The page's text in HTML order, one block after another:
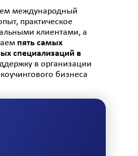
международный
практическое
клиентами, а
пять самых
специализаций в
в организации
бизнеса